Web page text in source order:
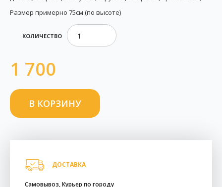
Размер примерно 75см (по высоте)
КОЛИЧЕСТВО
1 700
ДОСТАВКА
Самовывоз, Курьер по городу